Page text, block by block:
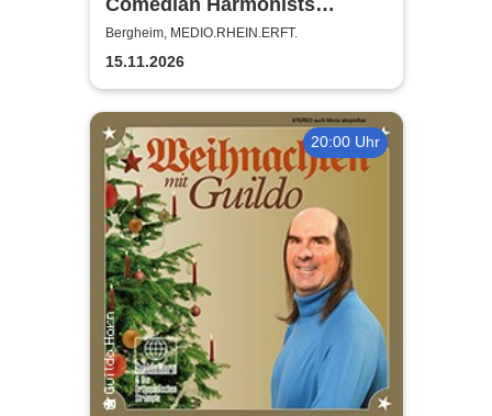
Comedian Harmonists
Forever - Das Leben ein
Konzert
Bergheim, MEDIO.RHEIN.ERFT.
15.11.2026
20:00 Uhr